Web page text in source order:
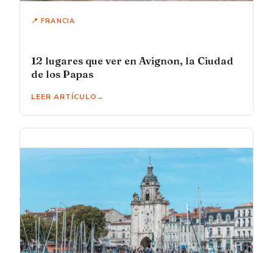
📍 FRANCIA
12 lugares que ver en Avignon, la Ciudad
de los Papas
LEER ARTÍCULO